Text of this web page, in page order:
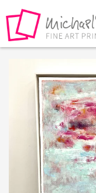
Springe direkt zu:
Inhalt
Fußzeile